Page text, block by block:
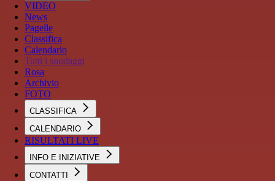
VIDEO
News
Pagelle
Classifica
Calendario
Tutti i sondaggi
Rosa
Archivio
FOTO
CLASSIFICA
CALENDARIO
RISULTATI LIVE
INFO E INIZIATIVE
CONTATTI